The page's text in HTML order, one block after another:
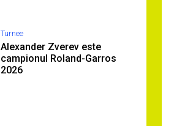
Turnee
Alexander Zverev este
campionul Roland-Garros
2026